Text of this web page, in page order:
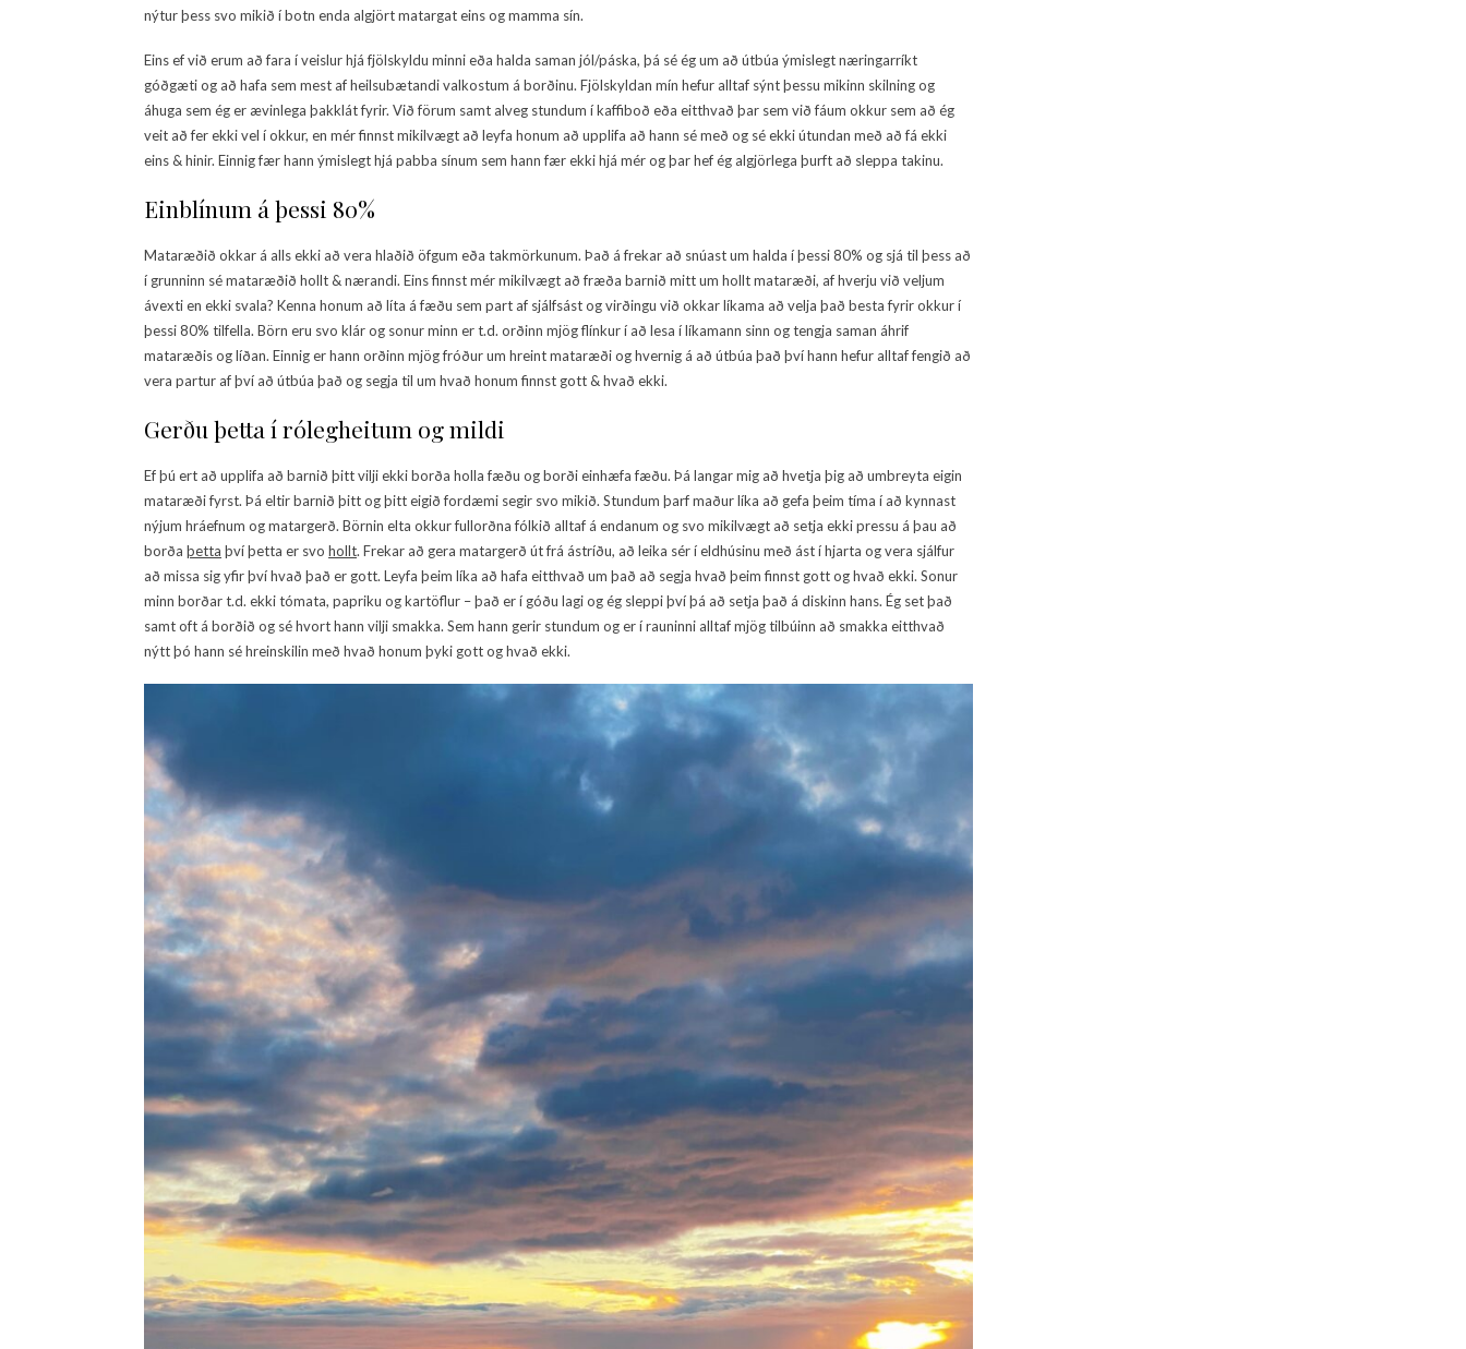
nýtur þess svo mikið í botn enda algjört matargat eins og mamma sín.
Eins ef við erum að fara í veislur hjá fjölskyldu minni eða halda saman jól/páska, þá sé ég um að útbúa ýmislegt næringarríkt
góðgæti og að hafa sem mest af heilsubætandi valkostum á borðinu. Fjölskyldan mín hefur alltaf sýnt þessu mikinn skilning og
áhuga sem ég er ævinlega þakklát fyrir. Við förum samt alveg stundum í kaffiboð eða eitthvað þar sem við fáum okkur sem að ég
veit að fer ekki vel í okkur, en mér finnst mikilvægt að leyfa honum að upplifa að hann sé með og sé ekki útundan með að fá ekki
eins & hinir. Einnig fær hann ýmislegt hjá pabba sínum sem hann fær ekki hjá mér og þar hef ég algjörlega þurft að sleppa takinu.
Einblínum á þessi 80%
Mataræðið okkar á alls ekki að vera hlaðið öfgum eða takmörkunum. Það á frekar að snúast um halda í þessi 80% og sjá til þess að
í grunninn sé mataræðið hollt & nærandi. Eins finnst mér mikilvægt að fræða barnið mitt um hollt mataræði, af hverju við veljum
ávexti en ekki svala? Kenna honum að líta á fæðu sem part af sjálfsást og virðingu við okkar líkama að velja það besta fyrir okkur í
þessi 80% tilfella. Börn eru svo klár og sonur minn er t.d. orðinn mjög flínkur í að lesa í líkamann sinn og tengja saman áhrif
mataræðis og líðan. Einnig er hann orðinn mjög fróður um hreint mataræði og hvernig á að útbúa það því hann hefur alltaf fengið að
vera partur af því að útbúa það og segja til um hvað honum finnst gott & hvað ekki.
Gerðu þetta í rólegheitum og mildi
Ef þú ert að upplifa að barnið þitt vilji ekki borða holla fæðu og borði einhæfa fæðu. Þá langar mig að hvetja þig að umbreyta eigin
mataræði fyrst. Þá eltir barnið þitt og þitt eigið fordæmi segir svo mikið. Stundum þarf maður líka að gefa þeim tíma í að kynnast
nýjum hráefnum og matargerð. Börnin elta okkur fullorðna fólkið alltaf á endanum og svo mikilvægt að setja ekki pressu á þau að
borða þetta því þetta er svo hollt. Frekar að gera matargerð út frá ástríðu, að leika sér í eldhúsinu með ást í hjarta og vera sjálfur
að missa sig yfir því hvað það er gott. Leyfa þeim líka að hafa eitthvað um það að segja hvað þeim finnst gott og hvað ekki. Sonur
minn borðar t.d. ekki tómata, papriku og kartöflur – það er í góðu lagi og ég sleppi því þá að setja það á diskinn hans. Ég set það
samt oft á borðið og sé hvort hann vilji smakka. Sem hann gerir stundum og er í rauninni alltaf mjög tilbúinn að smakka eitthvað
nýtt þó hann sé hreinskilin með hvað honum þyki gott og hvað ekki.